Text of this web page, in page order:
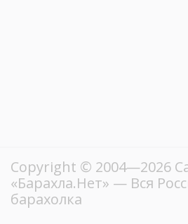
Copyright © 2004—2026
«Барахла.Нет» — Вся
барахолка